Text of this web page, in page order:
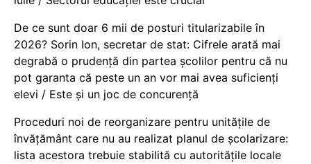
De ce sunt doar 6 mii de posturi titularizabile în
2026? Sorin Ion, secretar de stat: Cifrele arată mai
degrabă o prudență din partea școlilor pentru că nu
pot garanta că peste un an vor mai avea suficienți
elevi / Este și un joc de concurență
Proceduri noi de reorganizare pentru unitățile de
învățământ care nu au realizat planul de școlarizare:
lista acestora trebuie stabilită cu autoritățile locale